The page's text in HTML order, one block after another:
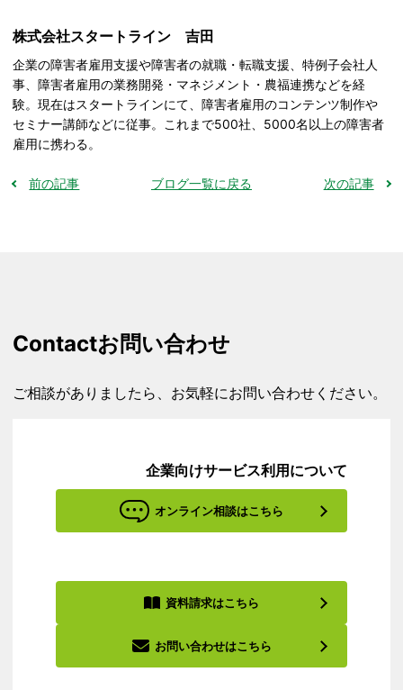
株式会社スタートライン 吉田
企業の障害者雇用支援や障害者の就職・転職支援、特例子会社人
事、障害者雇用の業務開発・マネジメント・農福連携などを経
験。現在はスタートラインにて、障害者雇用のコンテンツ制作や
セミナー講師などに従事。これまで500社、5000名以上の障害者
雇用に携わる。
前の記事 ブログ一覧に戻る 次の記事
Contactお問い合わせ
ご相談がありましたら、お気軽にお問い合わせください。
企業向けサービス利用について
オンライン相談はこちら
資料請求はこちら
お問い合わせはこちら